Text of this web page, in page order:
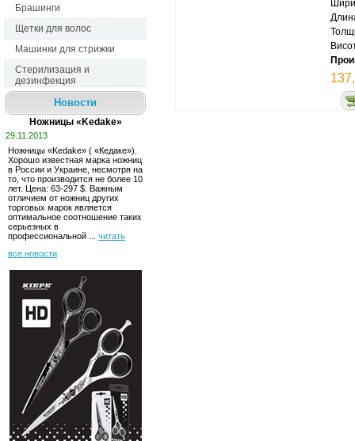
Брашинги
Щетки для волос
Машинки для стрижки
Стерилизация и
дезинфекция
Новости
Ножницы «Kedake»
29.11.2013
Ножницы «Kedake» ( «Кедаке»).
Хорошо известная марка ножниц
в России и Украине, несмотря на
то, что производится не более 10
лет. Ценa: 63-297 $. Важным
отличием от ножниц других
торговых марок является
оптимальное соотношение таких
серьезных в
профессиональной ... читать
все новости